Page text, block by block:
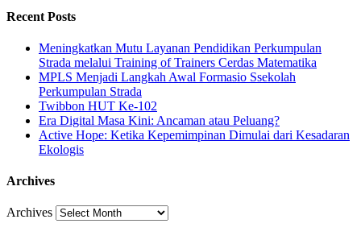
Recent Posts
Meningkatkan Mutu Layanan Pendidikan Perkumpulan
Strada melalui Training of Trainers Cerdas Matematika
MPLS Menjadi Langkah Awal Formasio Ssekolah
Perkumpulan Strada
Twibbon HUT Ke-102
Era Digital Masa Kini: Ancaman atau Peluang?
Active Hope: Ketika Kepemimpinan Dimulai dari Kesadaran
Ekologis
Archives
Archives